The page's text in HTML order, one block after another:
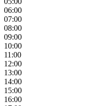
06:00
07:00
08:00
09:00
10:00
11:00
12:00
13:00
14:00
15:00
16:00